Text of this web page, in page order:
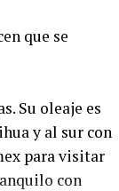
que se
Su oleaje es
y al sur con
para visitar
con